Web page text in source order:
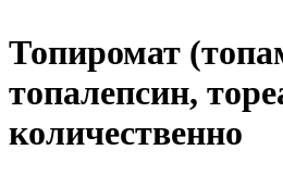
Топиромат
топалепсин,
количественно